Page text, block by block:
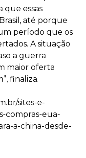
que essas
até porque
período que os
A situação
a guerra
maior oferta
finaliza.
sites-e-
compras-eua-
a-china-desde-